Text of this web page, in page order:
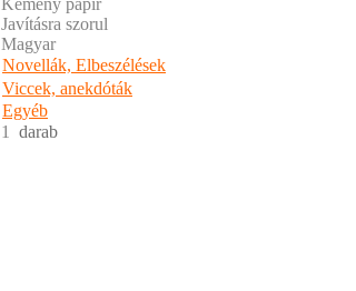
Kemény papír
Javításra szorul
Magyar
Novellák, Elbeszélések
Viccek, anekdóták
Egyéb
1 darab